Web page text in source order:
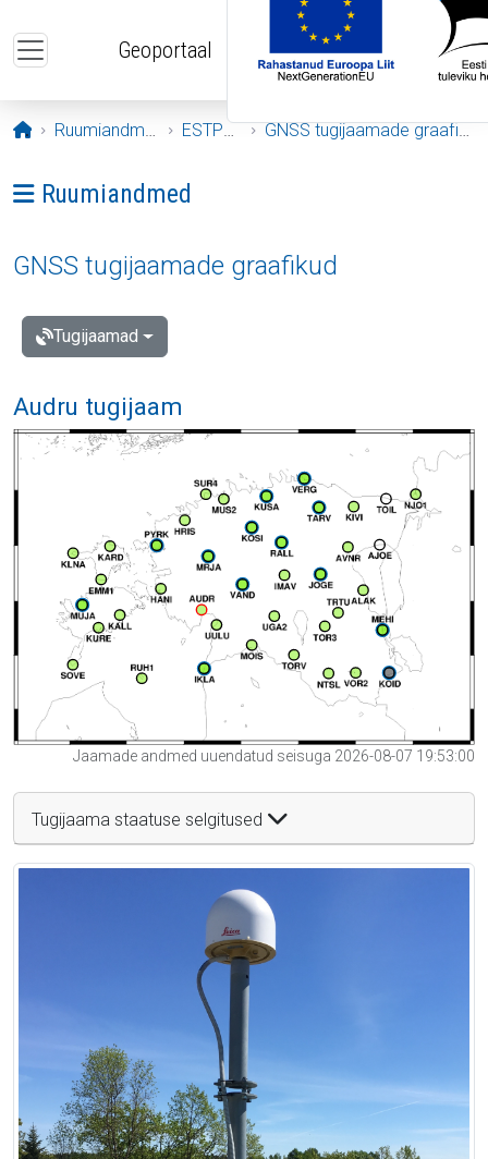
Geoportaal
Avaleht
Ruumiandmed ESTPOS GNSS tugijaamade graafikud
Ava menüü: Ruumiandmed
Ruumiandmed
GNSS tugijaamade graafikud
Tugijaamad
Audru tugijaam
Jaamade andmed uuendatud seisuga 2026-08-07 19:53:00
Tugijaama staatuse selgitused